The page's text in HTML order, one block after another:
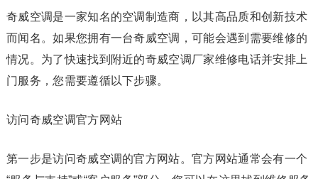
奇威空调是一家知名的空调制造商，以其高品质和创新技术
而闻名。如果您拥有一台奇威空调，可能会遇到需要维修的
情况。为了快速找到附近的奇威空调厂家维修电话并安排上
门服务，您需要遵循以下步骤。
访问奇威空调官方网站
第一步是访问奇威空调的官方网站。官方网站通常会有一个